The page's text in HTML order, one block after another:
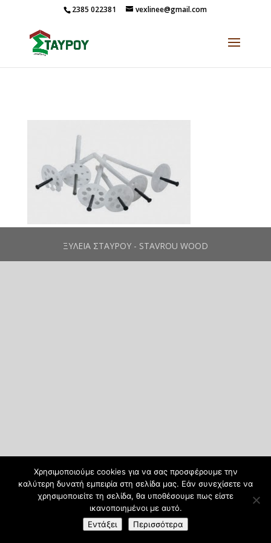
2385 022381 vexlinee@gmail.com
ΞΥΛΕΙΑ ΣΤΑΥΡΟΥ - STAVROU WOOD
Χρησιμοποιούμε cookies για να σας προσφέρουμε την
καλύτερη δυνατή εμπειρία στη σελίδα μας. Εάν συνεχίσετε να
χρησιμοποιείτε τη σελίδα, θα υποθέσουμε πως είστε
ικανοποιημένοι με αυτό.
Εντάξει
Περισσότερα